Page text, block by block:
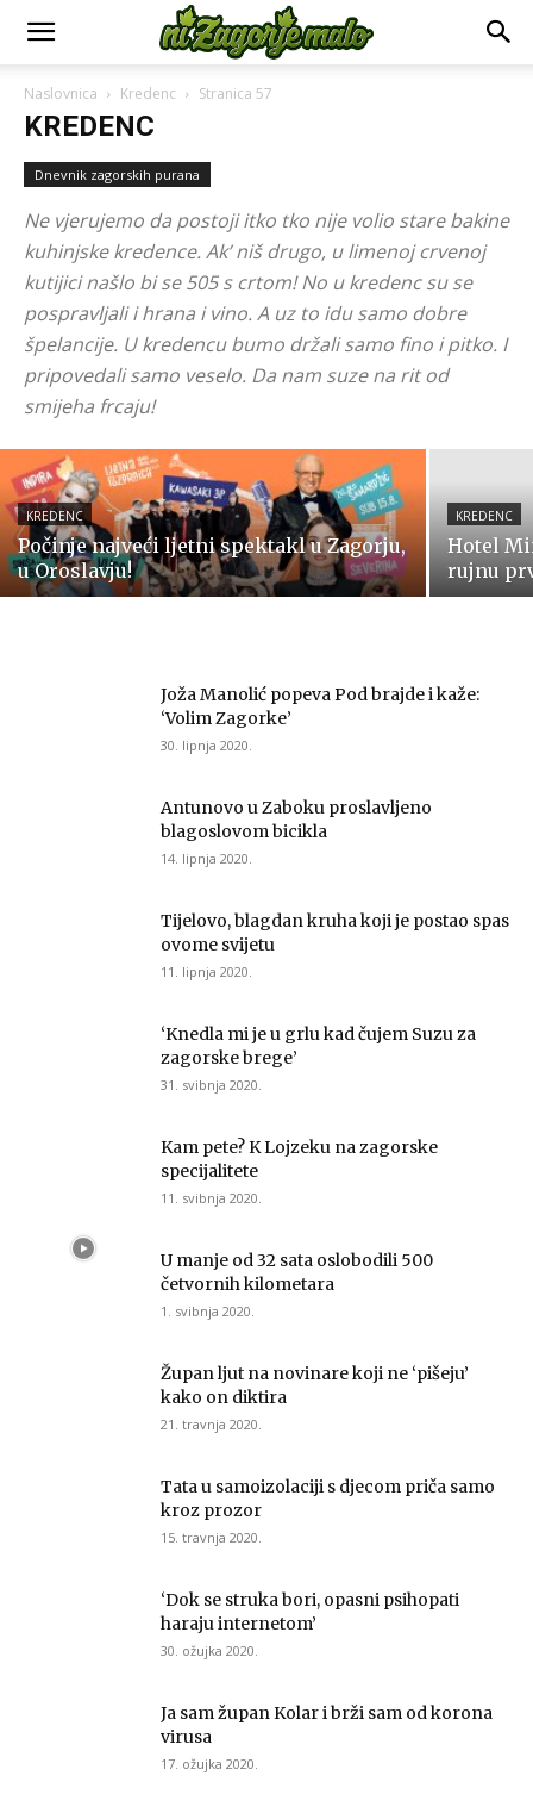
Naslovnica Kredenc Stranica 57
KREDENC
Dnevnik zagorskih purana
Ne vjerujemo da postoji itko tko nije volio stare bakine
kuhinjske kredence. Ak’ niš drugo, u limenoj crvenoj
kutijici našlo bi se 505 s crtom! No u kredenc su se
pospravljali i hrana i vino. A uz to idu samo dobre
špelancije. U kredencu bumo držali samo fino i pitko. I
pripovedali samo veselo. Da nam suze na rit od
smijeha frcaju!
KREDENC
Oroslavje: Indira počinje, Vuco janje
okreće
6. kolovoza 2026.
KREDENC
Počinje najveći ljetni spektakl u Zagorju,
u Oroslavju!
KREDENC
Hotel
rujnu
Joža Manolić popeva Pod brajde i kaže:
‘Volim Zagorke’
30. lipnja 2020.
Antunovo u Zaboku proslavljeno
blagoslovom bicikla
14. lipnja 2020.
Tijelovo, blagdan kruha koji je postao spas
ovome svijetu
11. lipnja 2020.
‘Knedla mi je u grlu kad čujem Suzu za
zagorske brege’
31. svibnja 2020.
Kam pete? K Lojzeku na zagorske
specijalitete
11. svibnja 2020.
U manje od 32 sata oslobodili 500
četvornih kilometara
1. svibnja 2020.
Župan ljut na novinare koji ne ‘pišeju’
kako on diktira
21. travnja 2020.
Tata u samoizolaciji s djecom priča samo
kroz prozor
15. travnja 2020.
‘Dok se struka bori, opasni psihopati
haraju internetom’
30. ožujka 2020.
Ja sam župan Kolar i brži sam od korona
virusa
17. ožujka 2020.